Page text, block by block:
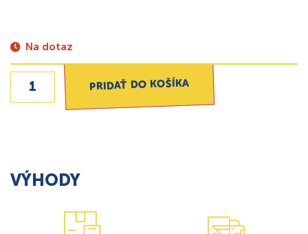
Na dotaz
PRIDAŤ DO KOŠÍKA
VÝHODY